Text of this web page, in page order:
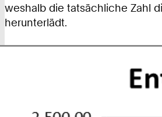
weshalb die tatsächliche Zahl
herunterlädt.